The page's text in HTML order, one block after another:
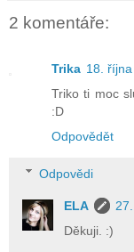
2 komentáře:
Trika 18.
Triko ti moc
:D
Odpovědět
Odpovědi
ELA
Děkuji. :)